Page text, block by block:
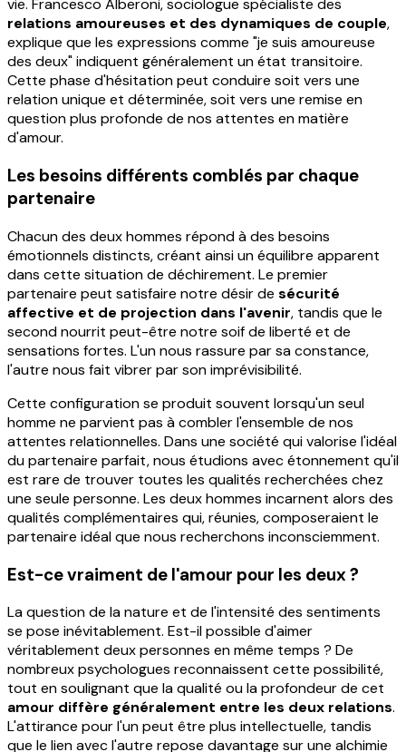
vie. Francesco Alberoni, sociologue spécialiste des
relations amoureuses et des dynamiques de couple,
explique que les expressions comme "je suis amoureuse
des deux" indiquent généralement un état transitoire.
Cette phase d'hésitation peut conduire soit vers une
relation unique et déterminée, soit vers une remise en
question plus profonde de nos attentes en matière
d'amour.
Les besoins différents comblés par chaque
partenaire
Chacun des deux hommes répond à des besoins
émotionnels distincts, créant ainsi un équilibre apparent
dans cette situation de déchirement. Le premier
partenaire peut satisfaire notre désir de sécurité
affective et de projection dans l'avenir, tandis que le
second nourrit peut-être notre soif de liberté et de
sensations fortes. L'un nous rassure par sa constance,
l'autre nous fait vibrer par son imprévisibilité.
Cette configuration se produit souvent lorsqu'un seul
homme ne parvient pas à combler l'ensemble de nos
attentes relationnelles. Dans une société qui valorise l'idéal
du partenaire parfait, nous étudions avec étonnement qu'il
est rare de trouver toutes les qualités recherchées chez
une seule personne. Les deux hommes incarnent alors des
qualités complémentaires qui, réunies, composeraient le
partenaire idéal que nous recherchons inconsciemment.
Est-ce vraiment de l'amour pour les deux ?
La question de la nature et de l'intensité des sentiments
se pose inévitablement. Est-il possible d'aimer
véritablement deux personnes en même temps ? De
nombreux psychologues reconnaissent cette possibilité,
tout en soulignant que la qualité ou la profondeur de cet
amour diffère généralement entre les deux relations.
L'attirance pour l'un peut être plus intellectuelle, tandis
que le lien avec l'autre repose davantage sur une alchimie